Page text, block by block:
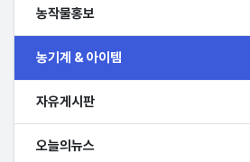
농작물홍보
농기계 & 아이템
자유게시판
오늘의뉴스